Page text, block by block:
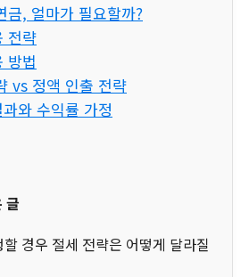
금, 얼마가 필요할까?
전략
방법
vs 정액 인출 전략
와 수익률 가정
글
경우 절세 전략은 어떻게 달라질